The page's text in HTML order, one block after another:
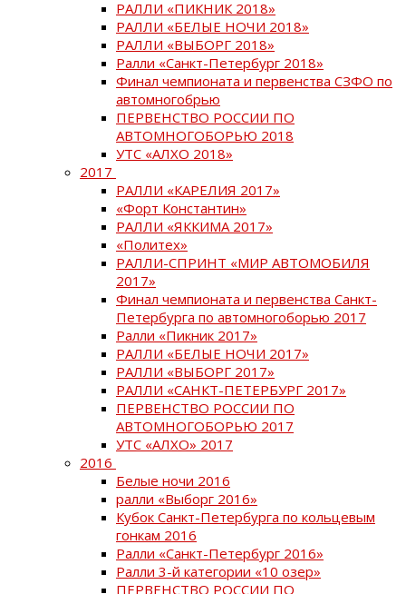
РАЛЛИ «ПИКНИК 2018»
РАЛЛИ «БЕЛЫЕ НОЧИ 2018»
РАЛЛИ «ВЫБОРГ 2018»
Ралли «Санкт-Петербург 2018»
Финал чемпионата и первенства СЗФО по
автомногобрью
ПЕРВЕНСТВО РОССИИ ПО
АВТОМНОГОБОРЬЮ 2018
УТС «АЛХО 2018»
2017
РАЛЛИ «КАРЕЛИЯ 2017»
«Форт Константин»
РАЛЛИ «ЯККИМА 2017»
«Политех»
РАЛЛИ-СПРИНТ «МИР АВТОМОБИЛЯ
2017»
Финал чемпионата и первенства Санкт-
Петербурга по автомногоборью 2017
Ралли «Пикник 2017»
РАЛЛИ «БЕЛЫЕ НОЧИ 2017»
РАЛЛИ «ВЫБОРГ 2017»
РАЛЛИ «САНКТ-ПЕТЕРБУРГ 2017»
ПЕРВЕНСТВО РОССИИ ПО
АВТОМНОГОБОРЬЮ 2017
УТС «АЛХО» 2017
2016
Белые ночи 2016
ралли «Выборг 2016»
Кубок Санкт-Петербурга по кольцевым
гонкам 2016
Ралли «Санкт-Петербург 2016»
Ралли 3-й категории «10 озер»
ПЕРВЕНСТВО РОССИИ ПО